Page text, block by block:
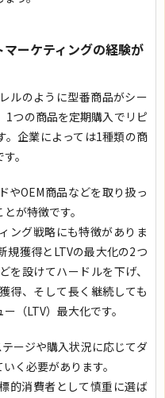
ーケティングの経験が
ルのように型番商品がシー
1つの商品を定期購入でリピ
。企業によっては1種類の商
。
やOEM商品などを取り扱っ
が特徴です。
ング戦略にも特徴がありま
規獲得とLTVの最大化の2つ
を設けてハードルを下げ、
得、そして長く継続しても
（LTV）最大化です。
ージや購入状況に応じてダ
く必要があります。
的消費者として慎重に選ば